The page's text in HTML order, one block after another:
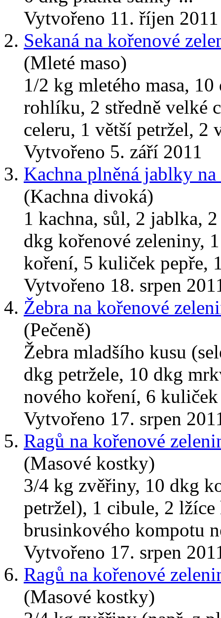
Vytvořeno 11. říjen 2011
2. Sekaná na kořenové
(Mleté maso)
1/2 kg mletého masa,
rohlíku, 2 středně velké
celeru, 1 větší petržel, 2
Vytvořeno 5. září 2011
3. Kachna plněná jablky
(Kachna divoká)
1 kachna, sůl, 2 jablka,
dkg kořenové zeleniny,
koření, 5 kuliček pepře,
Vytvořeno 18. srpen
4. Žebra na kořenové
(Pečeně)
Žebra mladšího kusu
dkg petržele, 10 dkg
nového koření, 6 kuliček
Vytvořeno 17. srpen
5. Ragů na kořenové
(Masové kostky)
3/4 kg zvěřiny, 10 dkg
petržel), 1 cibule, 2
brusinkového kompotu
Vytvořeno 17. srpen
6. Ragů na kořenové
(Masové kostky)